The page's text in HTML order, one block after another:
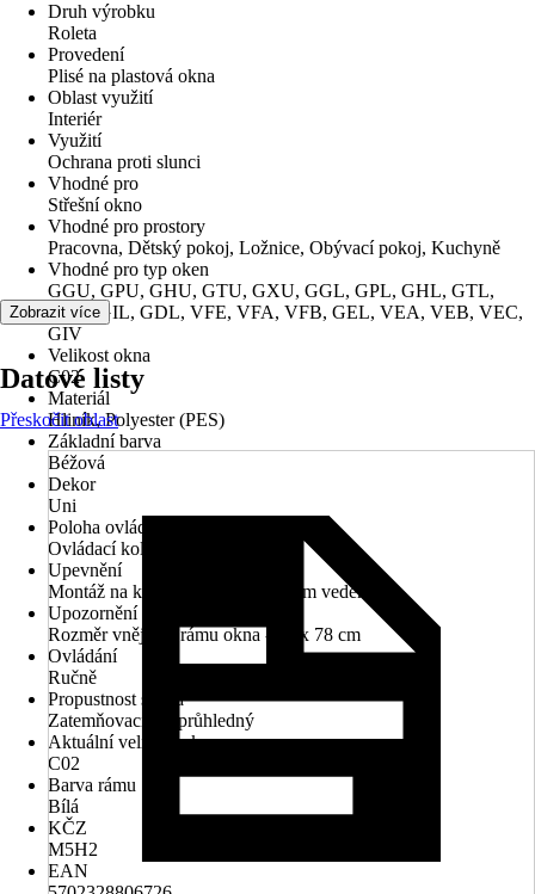
Druh výrobku
Roleta
Provedení
Plisé na plastová okna
Oblast využití
Interiér
Využití
Ochrana proti slunci
Vhodné pro
Střešní okno
Vhodné pro prostory
Pracovna, Dětský pokoj, Ložnice, Obývací pokoj, Kuchyně
Vhodné pro typ oken
GGU, GPU, GHU, GTU, GXU, GGL, GPL, GHL, GTL,
GXL, GIL, GDL, VFE, VFA, VFB, GEL, VEA, VEB, VEC,
GIV
Velikost okna
C02
Materiál
Hliník, Polyester (PES)
Základní barva
Béžová
Dekor
Uni
Poloha ovládacího mechanismu
Ovládací kolejnice
Upevnění
Montáž na křídlo, Montáž s bočním vedením
Upozornění
Rozměr vnějšího rámu okna - 55 x 78 cm
Ovládání
Ručně
Propustnost světla
Zatemňovací, Neprůhledný
Aktuální velikost okna
C02
Barva rámu
Bílá
KČZ
M5H2
EAN
Zobrazit více
Datové listy
Přeskočit oblast